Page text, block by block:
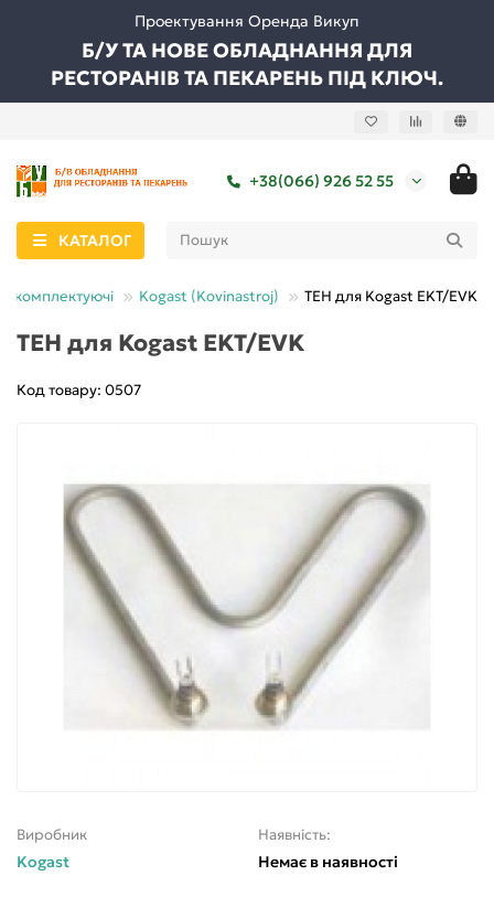
Проектування Оренда Викуп
Б/У ТА НОВЕ ОБЛАДНАННЯ ДЛЯ
РЕСТОРАНІВ ТА ПЕКАРЕНЬ ПІД КЛЮЧ.
+38(066) 926 52 55
КАТАЛОГ
комплектуючі Kogast (Kovinastroj) ТЕН для Kogast EKT/EVK
ТЕН для Kogast EKT/EVK
Код товару: 0507
Виробник
Kogast
Наявність:
Немає в наявності